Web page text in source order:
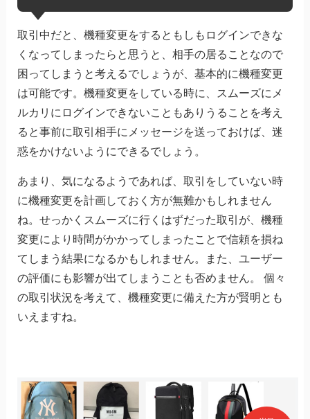
取引中だと、機種変更をするともしもログインできな
くなってしまったらと思うと、相手の居ることなので
困ってしまうと考えるでしょうが、基本的に機種変更
は可能です。機種変更をしている時に、スムーズにメ
ルカリにログインできないこともありうることを考え
ると事前に取引相手にメッセージを送っておけば、迷
惑をかけないようにできるでしょう。
あまり、気になるようであれば、取引をしていない時
に機種変更を計画しておく方が無難かもしれません
ね。せっかくスムーズに行くはずだった取引が、機種
変更により時間がかかってしまったことで信頼を損ね
てしまう結果になるかもしれません。また、ユーザー
の評価にも影響が出てしまうことも否めません。 個々
の取引状況を考えて、機種変更に備えた方が賢明とも
いえますね。